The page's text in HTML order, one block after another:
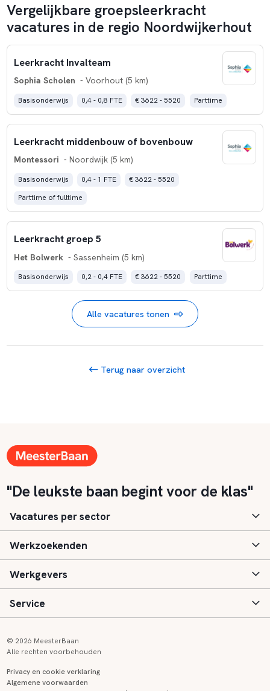
Vergelijkbare groepsleerkracht
vacatures in de regio Noordwijkerhout
Leerkracht Invalteam
Sophia Scholen - Voorhout (5 km)
Basisonderwijs 0,4 - 0,8 FTE € 3622 - 5520 Parttime
Leerkracht middenbouw of bovenbouw
Montessori - Noordwijk (5 km)
Basisonderwijs 0,4 - 1 FTE
€ 3622 - 5520
Parttime of fulltime
Leerkracht groep 5
Het Bolwerk - Sassenheim (5 km)
Basisonderwijs 0,2 - 0,4 FTE € 3622 - 5520 Parttime
Alle vacatures tonen
Terug naar overzicht
"De leukste baan begint voor de klas"
Vacatures per sector
Basisonderwijs
Speciaal (basis) onderwijs
Voortgezet onderwijs
Werkzoekenden
Aanmelden
Vacatures
Werkgevers
Inloggen
Service
© 2026 MeesterBaan
Alle rechten voorbehouden
Privacy en cookie verklaring
Algemene voorwaarden